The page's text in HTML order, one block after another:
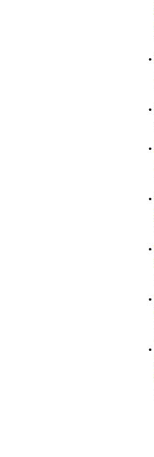
·
·
·
·
·
·
·